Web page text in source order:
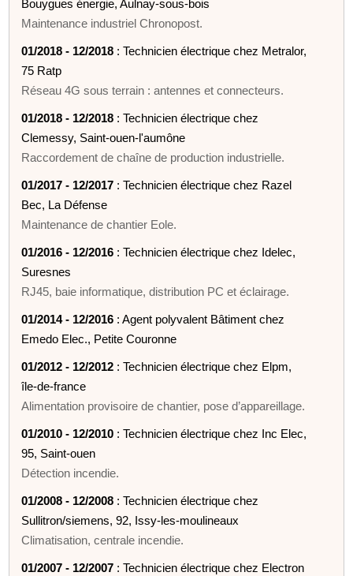
Bouygues énergie, Aulnay-sous-bois
Maintenance industriel Chronopost.
01/2018 - 12/2018 : Technicien électrique chez Metralor,
75 Ratp
Réseau 4G sous terrain : antennes et connecteurs.
01/2018 - 12/2018 : Technicien électrique chez
Clemessy, Saint-ouen-l'aumône
Raccordement de chaîne de production industrielle.
01/2017 - 12/2017 : Technicien électrique chez Razel
Bec, La Défense
Maintenance de chantier Eole.
01/2016 - 12/2016 : Technicien électrique chez Idelec,
Suresnes
RJ45, baie informatique, distribution PC et éclairage.
01/2014 - 12/2016 : Agent polyvalent Bâtiment chez
Emedo Elec., Petite Couronne
01/2012 - 12/2012 : Technicien électrique chez Elpm,
île-de-france
Alimentation provisoire de chantier, pose d’appareillage.
01/2010 - 12/2010 : Technicien électrique chez Inc Elec,
95, Saint-ouen
Détection incendie.
01/2008 - 12/2008 : Technicien électrique chez
Sullitron/siemens, 92, Issy-les-moulineaux
Climatisation, centrale incendie.
01/2007 - 12/2007 : Technicien électrique chez Electron